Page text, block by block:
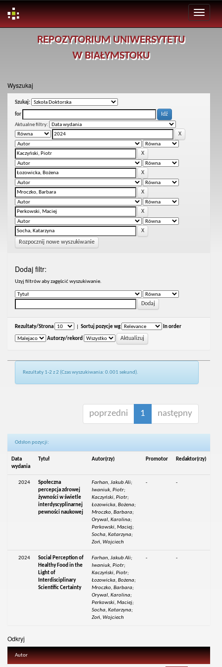
REPOZYTORIUM UNIWERSYTETU
W BIAŁYMSTOKU
Wyszukaj
Szukaj:
for
Aktualne filtry:
Rozpocznij nowe wyszukiwanie
Dodaj filtr:
Uzyj filtrów aby zagęścić wyszukiwanie.
Rezultaty/Strona Sortuj pozycje wg In order
Autorzy/rekord
Rezultaty 1-2 z 2 (Czas wyszukiwania: 0.001 sekund).
poprzedni 1 następny
Odsłon pozycji:
Data
wydania
Tytuł Autor(rzy) Promotor Redaktor(rzy)
2024
Społeczna
percepcja zdrowej
żywności w świetle
interdyscyplinarnej
pewności naukowej
Farhan, Jakub Ali;
Iwaniuk, Piotr;
Kaczyński, Piotr;
Łozowicka, Bożena;
Mroczko, Barbara;
Orywal, Karolina;
Perkowski, Maciej;
Socha, Katarzyna;
Zoń, Wojciech
- -
2024
Social Perception of
Healthy Food in the
Light of
Interdisciplinary
Scientific Certainty
Farhan, Jakub Ali;
Iwaniuk, Piotr;
Kaczyński, Piotr;
Łozowicka, Bożena;
Mroczko, Barbara;
Orywal, Karolina;
Perkowski, Maciej;
Socha, Katarzyna;
Zoń, Wojciech
- -
Odkryj
Autor